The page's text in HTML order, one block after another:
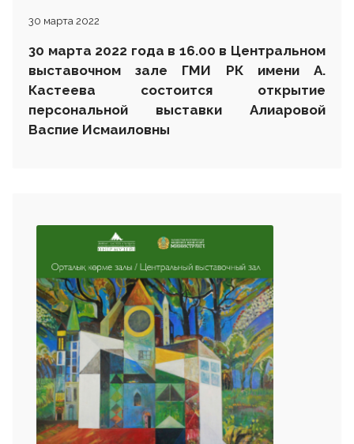
30 марта 2022
30 марта 2022 года в 16.00 в Центральном
выставочном зале ГМИ РК имени А.
Кастеева состоится открытие
персональной выставки Алиаровой
Васпие Исмаиловны